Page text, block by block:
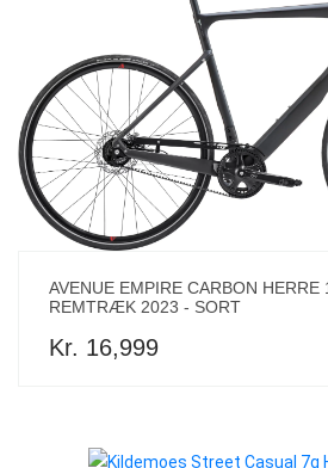
AVENUE EMPIRE CARBON HERRE
REMTRÆK 2023 - SORT
Kr. 16,999